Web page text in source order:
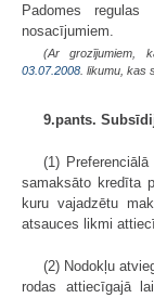
Padomes regulas
nosacījumiem.
(Ar grozījumiem,
03.07.2008. likumu, kas
9.pants.
(1)
samaksāto kredīta
kuru vajadzētu
atsauces likmi
(2) Nodokļu
rodas attiecīgajā